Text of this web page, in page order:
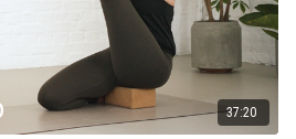
37:20